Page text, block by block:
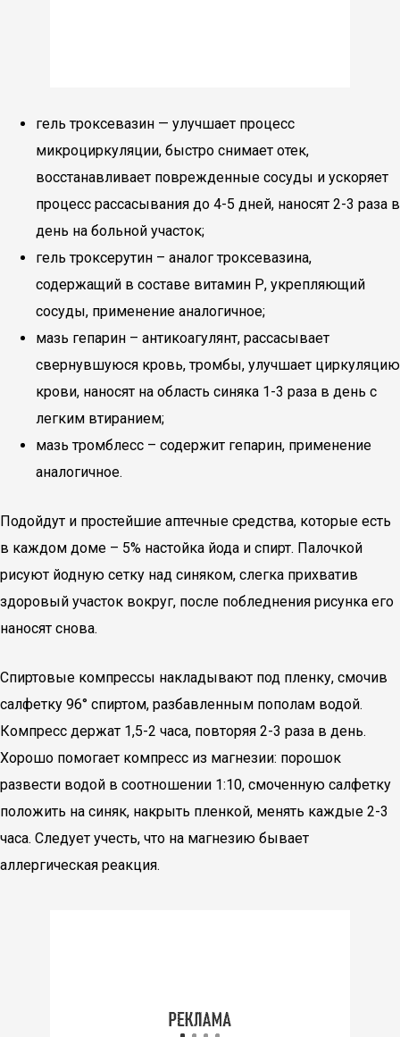
гель троксевазин — улучшает процесс
микроциркуляции, быстро снимает отек,
восстанавливает поврежденные сосуды и ускоряет
процесс рассасывания до 4-5 дней, наносят 2-3 раза в
день на больной участок;
гель троксерутин – аналог троксевазина,
содержащий в составе витамин Р, укрепляющий
сосуды, применение аналогичное;
мазь гепарин – антикоагулянт, рассасывает
свернувшуюся кровь, тромбы, улучшает циркуляцию
крови, наносят на область синяка 1-3 раза в день с
легким втиранием;
мазь тромблесс – содержит гепарин, применение
аналогичное.
Подойдут и простейшие аптечные средства, которые есть
в каждом доме – 5% настойка йода и спирт. Палочкой
рисуют йодную сетку над синяком, слегка прихватив
здоровый участок вокруг, после побледнения рисунка его
наносят снова.
Спиртовые компрессы накладывают под пленку, смочив
салфетку 96° спиртом, разбавленным пополам водой.
Компресс держат 1,5-2 часа, повторяя 2-3 раза в день.
Хорошо помогает компресс из магнезии: порошок
развести водой в соотношении 1:10, смоченную салфетку
положить на синяк, накрыть пленкой, менять каждые 2-3
часа. Следует учесть, что на магнезию бывает
аллергическая реакция.